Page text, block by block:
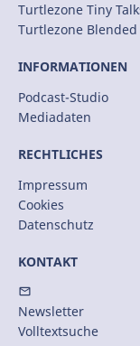
Turtlezone Tiny
Turtlezone
INFORMATIONEN
Podcast-Studio
Mediadaten
RECHTLICHES
Impressum
Cookies
Datenschutz
KONTAKT
Newsletter
Volltextsuche